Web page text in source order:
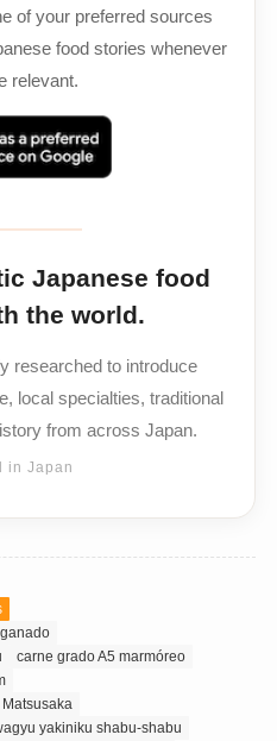
of your preferred sources
food stories whenever
relevant.
Japanese food
the world.
researched to introduce
local specialties, traditional
from across Japan.
in Japan
carne grado A5 marmóreo
yakiniku shabu-shabu